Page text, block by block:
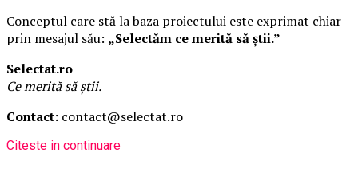
Conceptul care stă la baza proiectului este exprimat chiar
prin mesajul său: „Selectăm ce merită să știi.”
Selectat.ro
Ce merită să știi.
Contact: contact@selectat.ro
Citeste in continuare